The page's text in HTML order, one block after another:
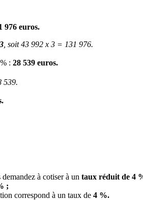
976 euros.
, soit 43 992 x 3 = 131 976.
: 28 539 euros.
539.
à cotiser à un taux réduit de 4
;
correspond à un taux de 4 %.